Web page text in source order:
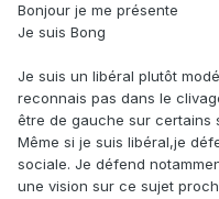
Bonjour je me présente
Je suis Bong
Je suis un libéral plutôt
reconnais pas dans le
être de gauche sur certains
Même si je suis libéral,je
sociale. Je défend
une vision sur ce sujet